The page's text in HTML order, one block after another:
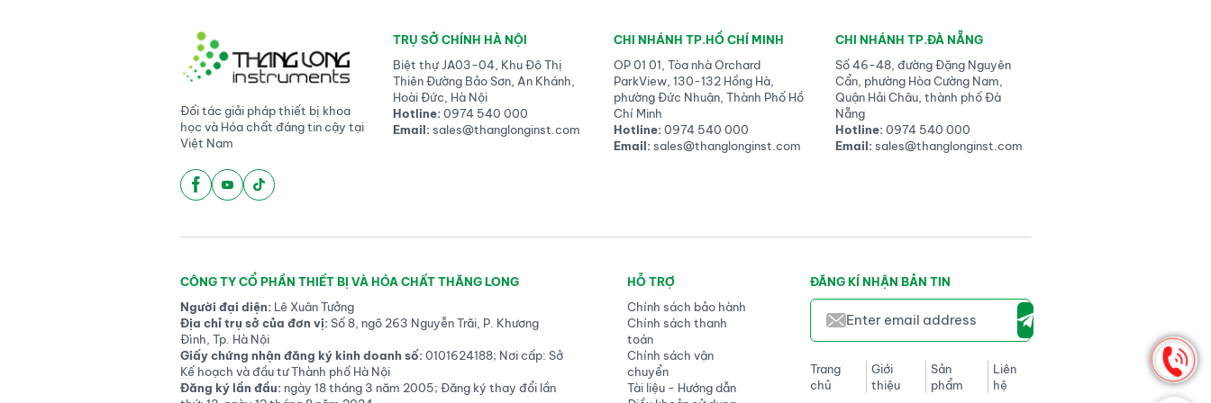
Đối tác giải pháp thiết bị khoa
học và Hóa chất đáng tin cậy tại
Việt Nam
TRỤ SỞ CHÍNH HÀ NỘI
Biệt thự JA03-04, Khu Đô Thị
Thiên Đường Bảo Sơn, An Khánh,
Hoài Đức, Hà Nội
Hotline:0974 540 000
Email:sales@thanglonginst.com
CHI NHÁNH TP.HỒ CHÍ MINH
OP 01 01, Tòa nhà Orchard
ParkView, 130-132 Hồng Hà,
phường Đức Nhuận, Thành Phố Hồ
Chí Minh
Hotline:0974 540 000
Email:sales@thanglonginst.com
CHI NHÁNH TP.ĐÀ NẴNG
Số 46-48, đường Đặng Nguyên
Cẩn, phường Hòa Cường Nam,
Quận Hải Châu, thành phố Đà
Nẵng
Hotline:0974 540 000
Email:sales@thanglonginst.com
CÔNG TY CỔ PHẦN THIẾT BỊ VÀ HÓA CHẤT THĂNG LONG
Người đại diện:Lê Xuân Tưởng
Địa chỉ trụ sở của đơn vị:Số 8, ngõ 263 Nguyễn Trãi, P. Khương
Đình, Tp. Hà Nội
Giấy chứng nhận đăng ký kinh doanh số:0101624188; Nơi cấp: Sở
Kế hoạch và đầu tư Thành phố Hà Nội
Đăng ký lần đầu:ngày 18 tháng 3 năm 2005; Đăng ký thay đổi lần
HỖ TRỢ
Chính sách bảo hành
Chính sách thanh
toán
Chính sách vận
chuyển
Tài liệu - Hướng dẫn
ĐĂNG KÍ NHẬN BẢN TIN
Trang
chủ
Giới
thiệu
Sản
phẩm
Liên
hệ